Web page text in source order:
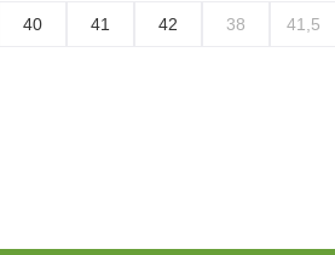
40 41 42 38 41,5